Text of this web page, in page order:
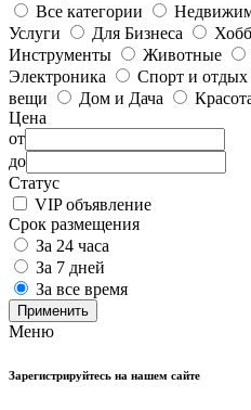
Все категории
Услуги
Для Бизнеса
Инструменты
Животные
Электроника
Спорт и отдых
вещи
Дом и Дача
Цена
от
до
Статус
VIP объявление
Срок размещения
За 24 часа
За 7 дней
За все время
Применить
Меню
Зарегистрируйтесь на нашем сайте